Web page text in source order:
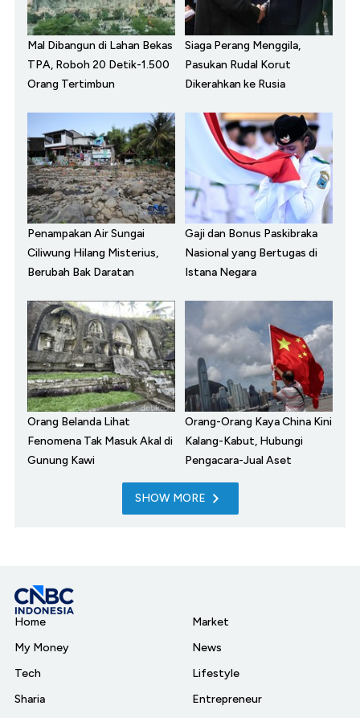
Mal Dibangun di Lahan Bekas
TPA, Roboh 20 Detik-1.500
Orang Tertimbun
Siaga Perang Menggila,
Pasukan Rudal Korut
Dikerahkan ke Rusia
Penampakan Air Sungai
Ciliwung Hilang Misterius,
Berubah Bak Daratan
Gaji dan Bonus Paskibraka
Nasional yang Bertugas di
Istana Negara
Orang Belanda Lihat
Fenomena Tak Masuk Akal di
Gunung Kawi
Orang-Orang Kaya China Kini
Kalang-Kabut, Hubungi
Pengacara-Jual Aset
SHOW MORE
Home
My Money
Tech
Sharia
Market
News
Lifestyle
Entrepreneur